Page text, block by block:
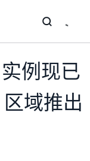
例现已
域推出